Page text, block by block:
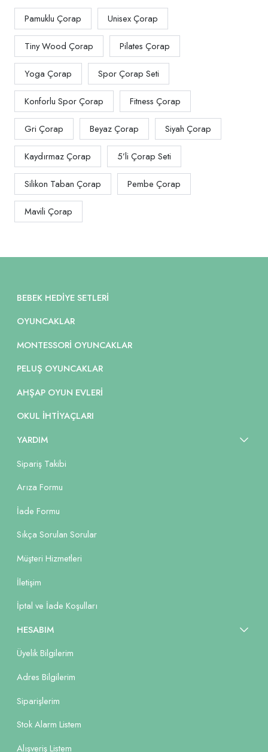
Pamuklu Çorap Unisex Çorap
Tiny Wood Çorap Pilates Çorap
Yoga Çorap Spor Çorap Seti
Konforlu Spor Çorap Fitness Çorap
Gri Çorap Beyaz Çorap Siyah Çorap
Kaydırmaz Çorap 5’li Çorap Seti
Silikon Taban Çorap Pembe Çorap
Mavili Çorap
BEBEK HEDIYE SETLERI
OYUNCAKLAR
MONTESSORI OYUNCAKLAR
PELUŞ OYUNCAKLAR
AHŞAP OYUN EVLERI
OKUL İHTIYAÇLARI
YARDIM
Sipariş Takibi
Arıza Formu
İade Formu
Sıkça Sorulan Sorular
Müşteri Hizmetleri
İletişim
İptal ve İade Koşulları
HESABIM
Üyelik Bilgilerim
Adres Bilgilerim
Siparişlerim
Stok Alarm Listem
Alışveriş Listem